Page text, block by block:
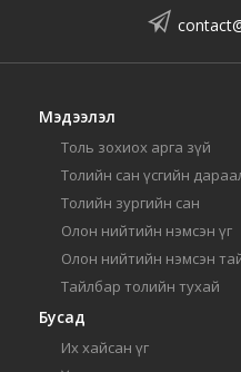
Мэдээлэл
Толь зохиох арга зүй
Толийн сан үсгийн
Толийн зургийн сан
Олон нийтийн нэмсэн үг
Олон нийтийн нэмсэн
Тайлбар толийн тухай
Бусад
Их хайсан үг